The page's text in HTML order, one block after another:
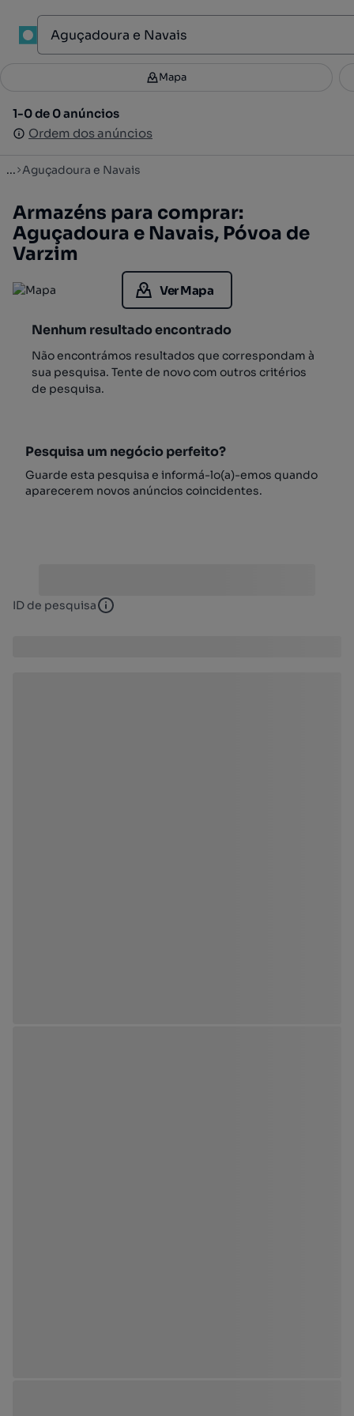
Filtros 2
1-0 de 0 anúncios
Ordem dos anúncios
Mapa
1-0 de 0 anúncios
Ordem dos anúncios
... Aguçadoura e Navais
Armazéns para comprar:
Aguçadoura e Navais, Póvoa de
Varzim
Ver Mapa
Nenhum resultado encontrado
Não encontrámos resultados que correspondam à
sua pesquisa. Tente de novo com outros critérios
de pesquisa.
Pesquisa um negócio perfeito?
Guarde esta pesquisa e informá-lo(a)-emos quando
aparecerem novos anúncios coincidentes.
ID de pesquisa ID de pesquisa